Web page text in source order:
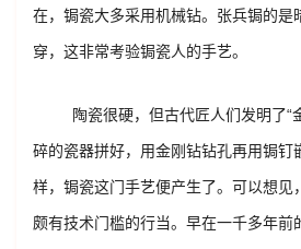
在，锔瓷大多采用机械钻。张兵锔的是
穿，这非常考验锔瓷人的手艺。
陶瓷很硬，但古代匠人们发明了“
碎的瓷器拼好，用金刚钻钻孔再用锔钉
样，锔瓷这门手艺便产生了。可以想见
颇有技术门槛的行当。早在一千多年前